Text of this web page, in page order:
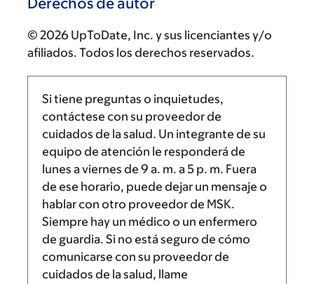
© 2026 UpToDate, Inc. y sus licenciantes y/o
afiliados. Todos los derechos reservados.
Si tiene preguntas o inquietudes,
contáctese con su proveedor de
cuidados de la salud. Un integrante de su
equipo de atención le responderá de
lunes a viernes de 9 a. m. a5 p. m. Fuera
de ese horario, puede dejar un mensaje o
hablar con otro proveedor de MSK.
Siempre hay un médico o un enfermero
de guardia. Si no está seguro de cómo
comunicarse con su proveedor de
cuidados de la salud, llame